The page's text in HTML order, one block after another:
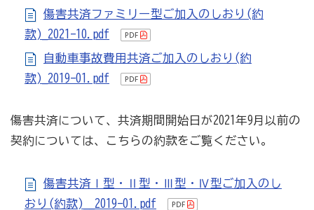
傷害共済ファミリー型ご加入のしおり(約
款)_2021-10.pdf
自動車事故費用共済ご加入のしおり(約
款)_2019-01.pdf
傷害共済について、共済期間開始日が2021年9月以前の
契約については、こちらの約款をご覧ください。
傷害共済Ⅰ型・Ⅱ型・Ⅲ型・Ⅳ型ご加入のし
おり(約款)__2019-01.pdf